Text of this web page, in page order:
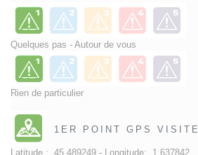
Quelques pas - Autour de vous
Rien de particulier
1ER POINT GPS VISITE
Latitude : 45.489249 - Longitude: 1.637842